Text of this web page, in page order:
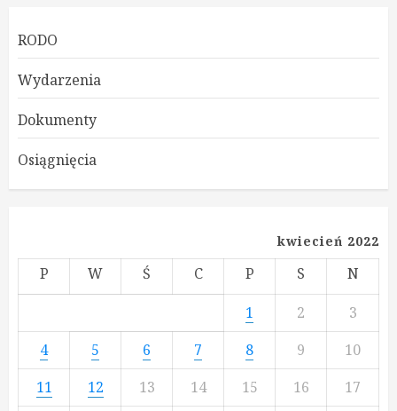
RODO
Wydarzenia
Dokumenty
Osiągnięcia
kwiecień 2022
P W Ś C P S
N
1
2
3
4
5 6 7 8 9
10
11
12 13 14 15 16
17